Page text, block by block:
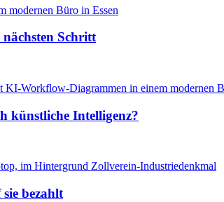
Schritt
künstliche Intelligenz?
bezahlt